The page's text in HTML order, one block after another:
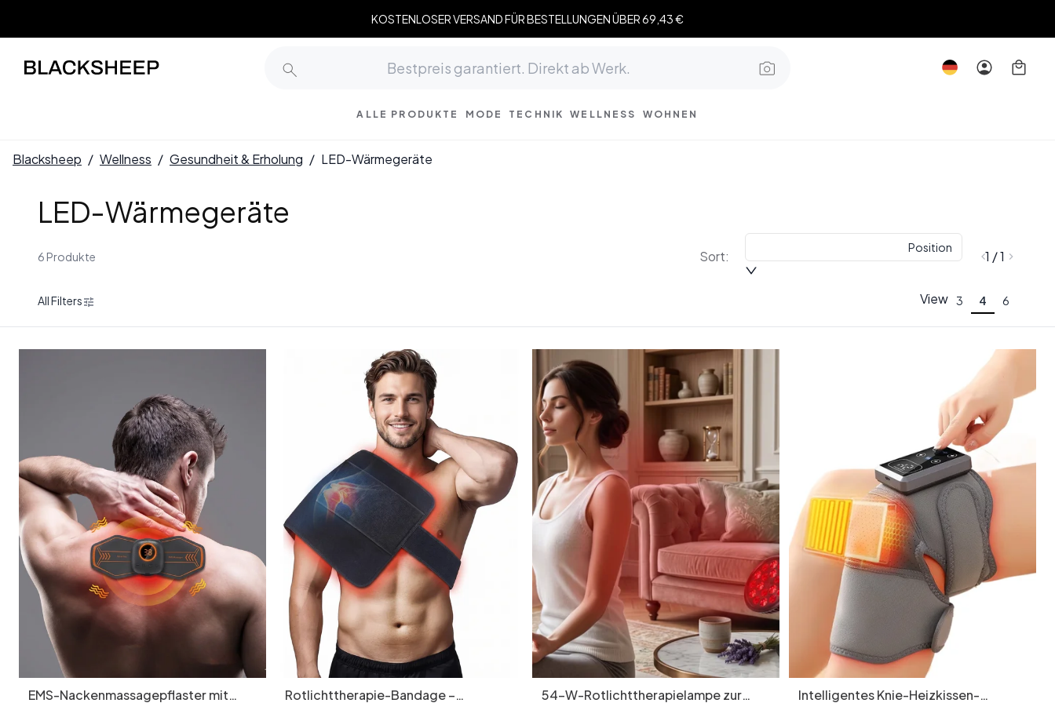
KOSTENLOSER VERSAND FÜR BESTELLUNGEN ÜBER 69,43 €
ALLE PRODUKTE MODE TECHNIK WELLNESS WOHNEN
Blacksheep / Wellness / Gesundheit & Erholung / LED-Wärmegeräte
LED-Wärmegeräte
6 Produkte Sort:
Position
1 / 1
All Filters View 3 4 6
EMS-Nackenmassagepflaster mit
Rotlichttherapie-Bandage –
54-W-Rotlichttherapielampe zur
Intelligentes Knie-Heizkissen-